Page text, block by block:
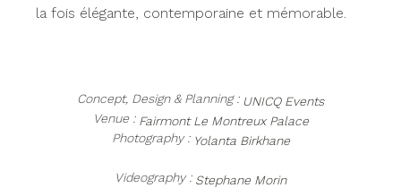
la fois élégante, contemporaine et mémorable.
Concept, Design & Planning : UNICQ Events
Venue : Fairmont Le Montreux Palace
Photography : Yolanta Birkhane
Videography : Stephane Morin